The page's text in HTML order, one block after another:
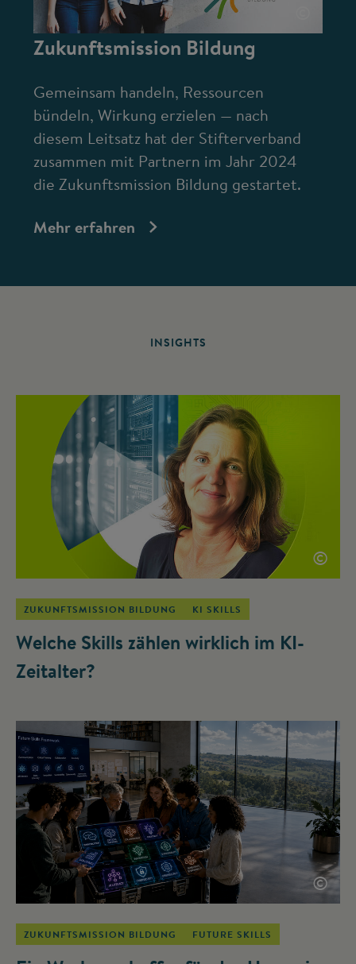
Zukunftsmission Bildung
Gemeinsam handeln, Ressourcen
bündeln, Wirkung erzielen — nach
diesem Leitsatz hat der Stifterverband
zusammen mit Partnern im Jahr 2024
die Zukunftsmission Bildung gestartet.
Mehr erfahren
INSIGHTS
©
ZUKUNFTSMISSION BILDUNG KI SKILLS
Welche Skills zählen wirklich im KI-
Zeitalter?
©
ZUKUNFTSMISSION BILDUNG FUTURE SKILLS